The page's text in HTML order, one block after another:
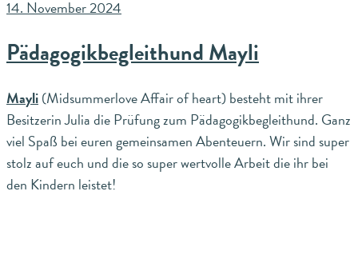
14. November 2024
Pädagogikbegleithund Mayli
Mayli(Midsummerlove Affair of heart) besteht mit ihrer
Besitzerin Julia die Prüfung zum Pädagogikbegleithund. Ganz
viel Spaß bei euren gemeinsamen Abenteuern. Wir sind super
stolz auf euch und die so super wertvolle Arbeit die ihr bei
den Kindern leistet!